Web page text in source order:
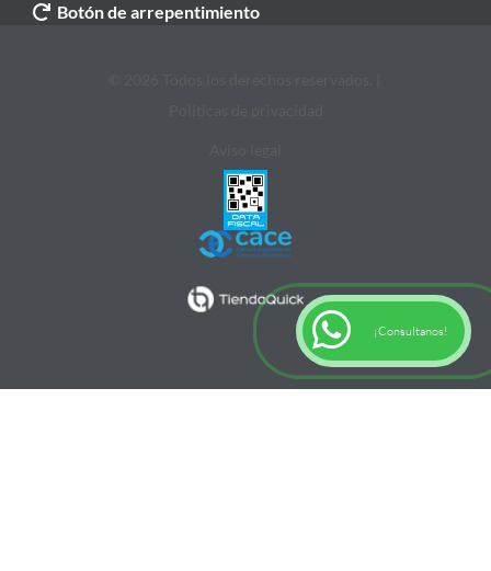
Botón de arrepentimiento
¡Consultanos!